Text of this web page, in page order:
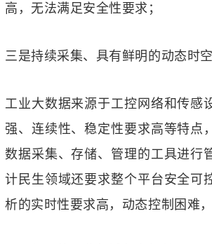
高，无法满足安全性要求；
三是持续采集、具有鲜明的动态时
工业大数据来源于工控网络和传感
强、连续性、稳定性要求高等特点
数据采集、存储、管理的工具进行
计民生领域还要求整个平台安全可
析的实时性要求高，动态控制困难